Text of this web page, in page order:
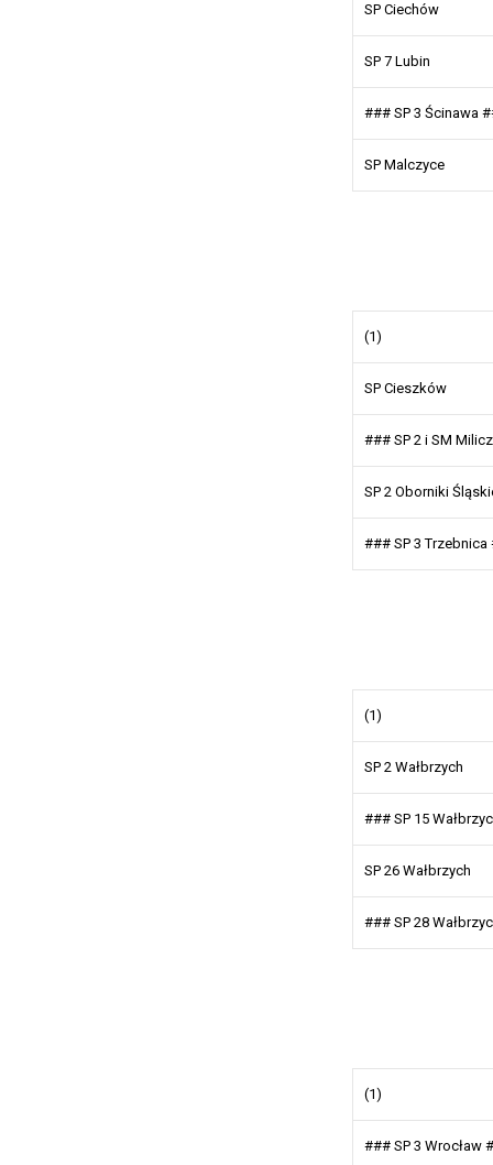
SP Ciechów
SP 7 Lubin
### SP 3 Ścinawa
SP Malczyce
(1)
SP Cieszków
### SP 2 i SM
SP 2 Oborniki
### SP 3 Trzebnica
(1)
SP 2 Wałbrzych
### SP 15
SP 26 Wałbrzych
### SP 28
(1)
### SP 3 Wrocław